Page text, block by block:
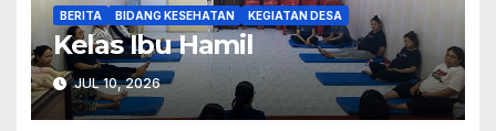
BERITA BIDANG KESEHATAN KEGIATAN DESA
Kelas Ibu Hamil
JUL 10, 2026